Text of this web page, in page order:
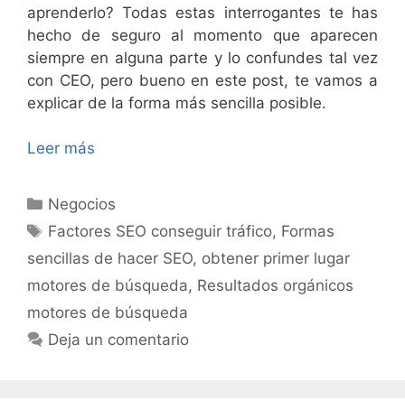
aprenderlo? Todas estas interrogantes te has
hecho de seguro al momento que aparecen
siempre en alguna parte y lo confundes tal vez
con CEO, pero bueno en este post, te vamos a
explicar de la forma más sencilla posible.
Leer más
Negocios
Factores SEO conseguir tráfico, Formas
sencillas de hacer SEO, obtener primer lugar
motores de búsqueda, Resultados orgánicos
motores de búsqueda
Deja un comentario